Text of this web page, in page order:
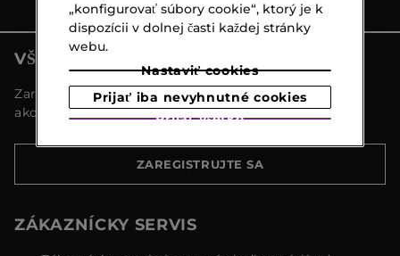
VŠETKY NOVINKY MARIONNAUD
Zaregistrujte sa a objavte naše najnovšie novinky a
akcie
ZAREGISTRUJTE SA
ZÁKAZNÍCKY SERVIS
„konfigurovať súbory cookie“, ktorý je k
dispozícii v dolnej časti každej stránky
webu.
Nastaviť cookies
Prijať iba nevyhnutné cookies
Prijať všetko